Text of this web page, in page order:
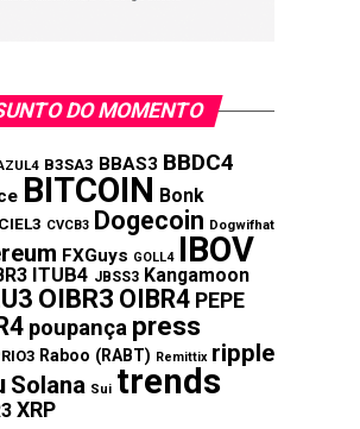
DO MOMENTO
B3SA3 BBAS3 BBDC4
BITCOIN Bonk
CIEL3 CVCB3 Dogecoin Dogwifhat
FXGuys GOLL4 IBOV
ITUB4 JBSS3 Kangamoon
OIBR3 OIBR4 PEPE
poupança press
Raboo (RABT) Remittix ripple
Solana Sui trends
XRP